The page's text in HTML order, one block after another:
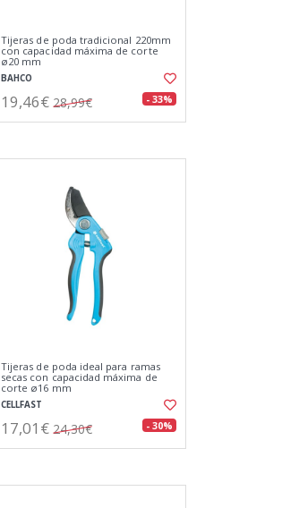
Tijeras de poda tradicional 220mm
con capacidad máxima de corte
ø20 mm
BAHCO
19,46€ 28,99€ - 33%
Tijeras de poda ideal para ramas
secas con capacidad máxima de
corte ø16 mm
CELLFAST
17,01€ 24,30€ - 30%